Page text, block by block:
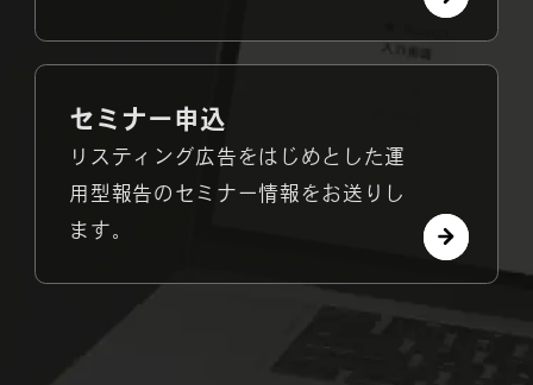
セミナー申込
リスティング広告をはじめとした運
用型報告のセミナー情報をお送りし
ます。